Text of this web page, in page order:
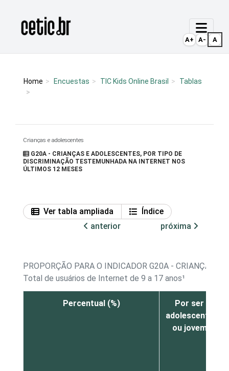
Página inicial
Home Encuestas TIC Kids Online Brasil Tablas
Crianças e adolescentes
G20A - CRIANÇAS E ADOLESCENTES, POR TIPO DE
DISCRIMINAÇÃO TESTEMUNHADA NA INTERNET NOS
ÚLTIMOS 12 MESES
Ver tabla ampliada
Índice
anterior
próxima
PROPORÇÃO PARA O INDICADOR G20A - CRIANÇAS
Total de usuários de Internet de 9 a 17 anos¹
Percentual (%)
Por ser
adolescente
ou jovem
A+ A- A